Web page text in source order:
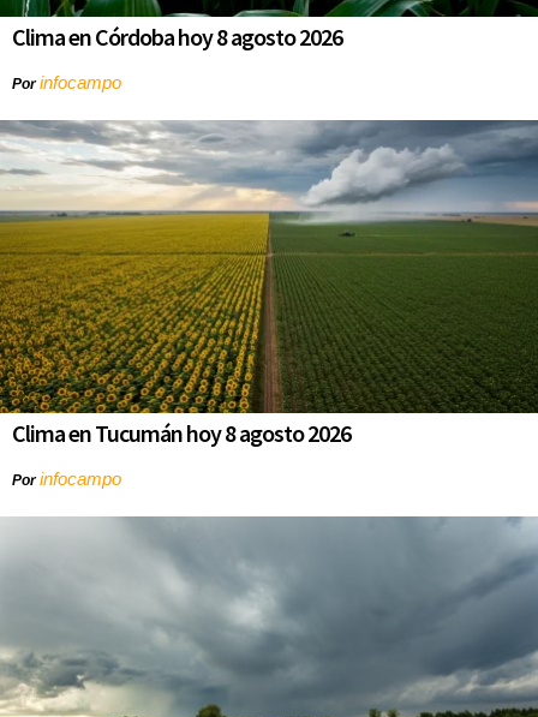
Clima en Córdoba hoy 8 agosto 2026
Porinfocampo
Clima en Tucumán hoy 8 agosto 2026
Porinfocampo